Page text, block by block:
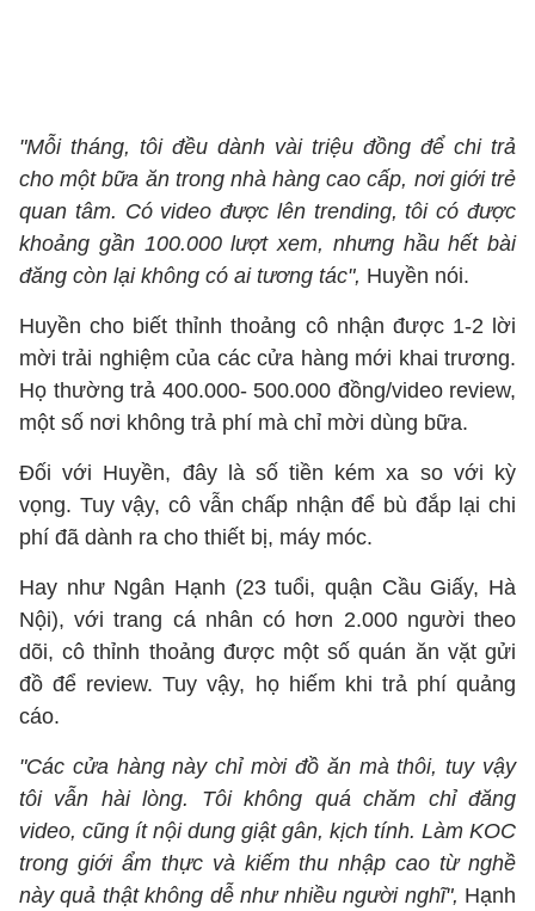
"Mỗi tháng, tôi đều dành vài triệu đồng để chi trả
cho một bữa ăn trong nhà hàng cao cấp, nơi giới trẻ
quan tâm. Có video được lên trending, tôi có được
khoảng gần 100.000 lượt xem, nhưng hầu hết bài
đăng còn lại không có ai tương tác", Huyền nói.
Huyền cho biết thỉnh thoảng cô nhận được 1-2 lời
mời trải nghiệm của các cửa hàng mới khai trương.
Họ thường trả 400.000- 500.000 đồng/video review,
một số nơi không trả phí mà chỉ mời dùng bữa.
Đối với Huyền, đây là số tiền kém xa so với kỳ
vọng. Tuy vậy, cô vẫn chấp nhận để bù đắp lại chi
phí đã dành ra cho thiết bị, máy móc.
Hay như Ngân Hạnh (23 tuổi, quận Cầu Giấy, Hà
Nội), với trang cá nhân có hơn 2.000 người theo
dõi, cô thỉnh thoảng được một số quán ăn vặt gửi
đồ để review. Tuy vậy, họ hiếm khi trả phí quảng
cáo.
"Các cửa hàng này chỉ mời đồ ăn mà thôi, tuy vậy
tôi vẫn hài lòng. Tôi không quá chăm chỉ đăng
video, cũng ít nội dung giật gân, kịch tính. Làm KOC
trong giới ẩm thực và kiếm thu nhập cao từ nghề
này quả thật không dễ như nhiều người nghĩ", Hạnh